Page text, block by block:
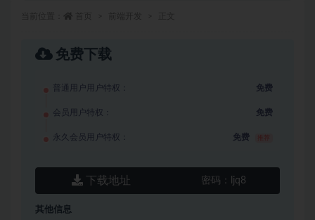
免费下载
普通用户用户特权： 免费
会员用户特权： 免费
永久会员用户特权： 免费
下载地址 密码： ljq8
其他信息